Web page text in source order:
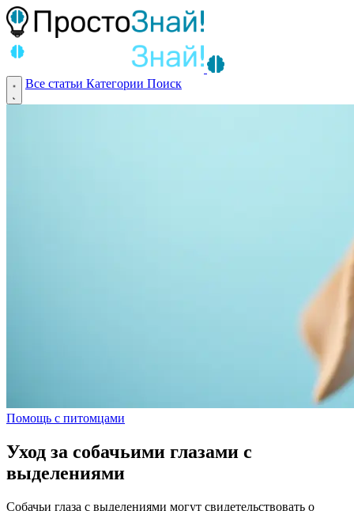
Все статьи Категории Поиск
Помощь с питомцами
Уход за собачьими глазами с
выделениями
Собачьи глаза с выделениями могут свидетельствовать о